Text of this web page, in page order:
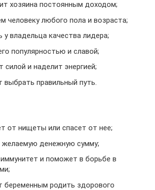
хозяина постоянным доходом;
человеку любого пола и возраста;
у владельца качества лидера;
популярностью и славой;
силой и наделит энергией;
выбрать правильный путь.
от нищеты или спасет от нее;
желаемую денежную сумму;
и поможет в борьбе в
беременным родить здорового